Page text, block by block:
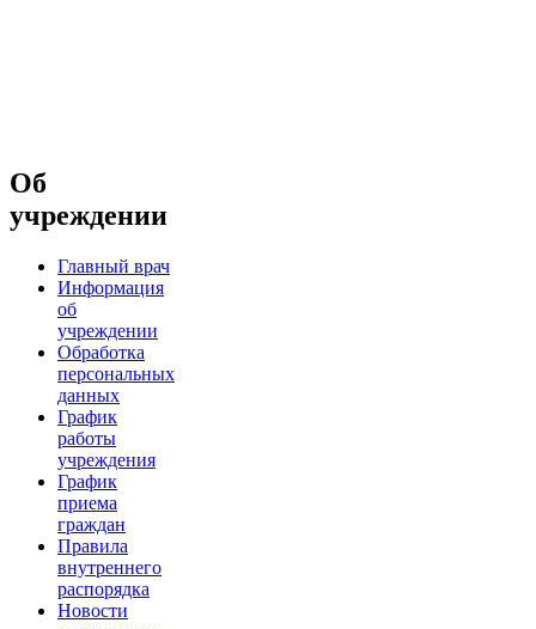
Об
учреждении
Главный врач
Информация
об
учреждении
Обработка
персональных
данных
График
работы
учреждения
График
приема
граждан
Правила
внутреннего
распорядка
Новости